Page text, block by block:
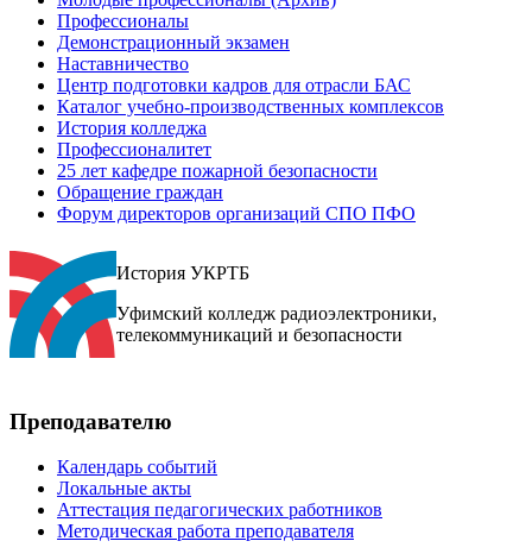
Профессионалы
Демонстрационный экзамен
Наставничество
Центр подготовки кадров для отрасли БАС
Каталог учебно-производственных комплексов
История колледжа
Профессионалитет
25 лет кафедре пожарной безопасности
Обращение граждан
Форум директоров организаций СПО ПФО
История УКРТБ
Уфимский колледж радиоэлектроники,
телекоммуникаций и безопасности
Преподавателю
Календарь событий
Локальные акты
Аттестация педагогических работников
Методическая работа преподавателя